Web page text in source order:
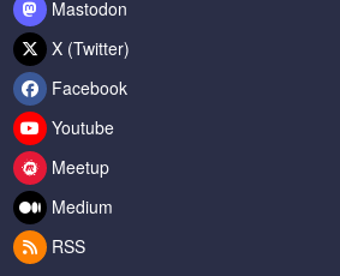
Mastodon
X (Twitter)
Facebook
Youtube
Meetup
Medium
RSS